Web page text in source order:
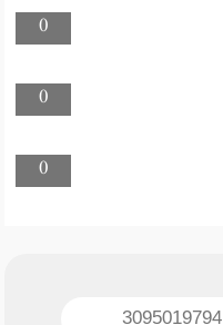
0
0
0
3095019794